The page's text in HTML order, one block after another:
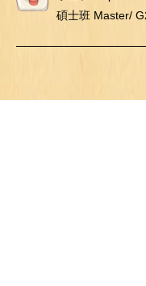
碩士班 Master/